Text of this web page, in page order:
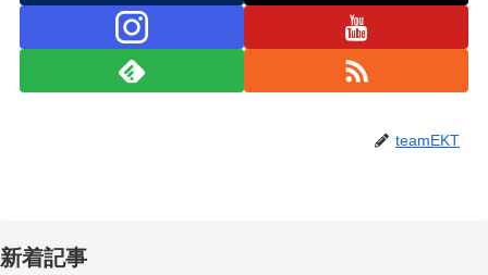
teamEKT
新着記事